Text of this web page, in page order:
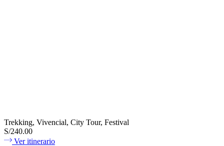
Trekking, Vivencial, City Tour, Festival
S/240.00
Ver itinerario